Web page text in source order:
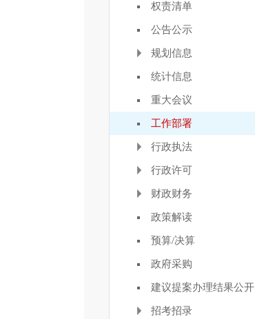
权责清单
公告公示
规划信息
统计信息
重大会议
工作部署
行政执法
行政许可
财政财务
政策解读
预算/决算
政府采购
建议提案办理结果公开
招考招录